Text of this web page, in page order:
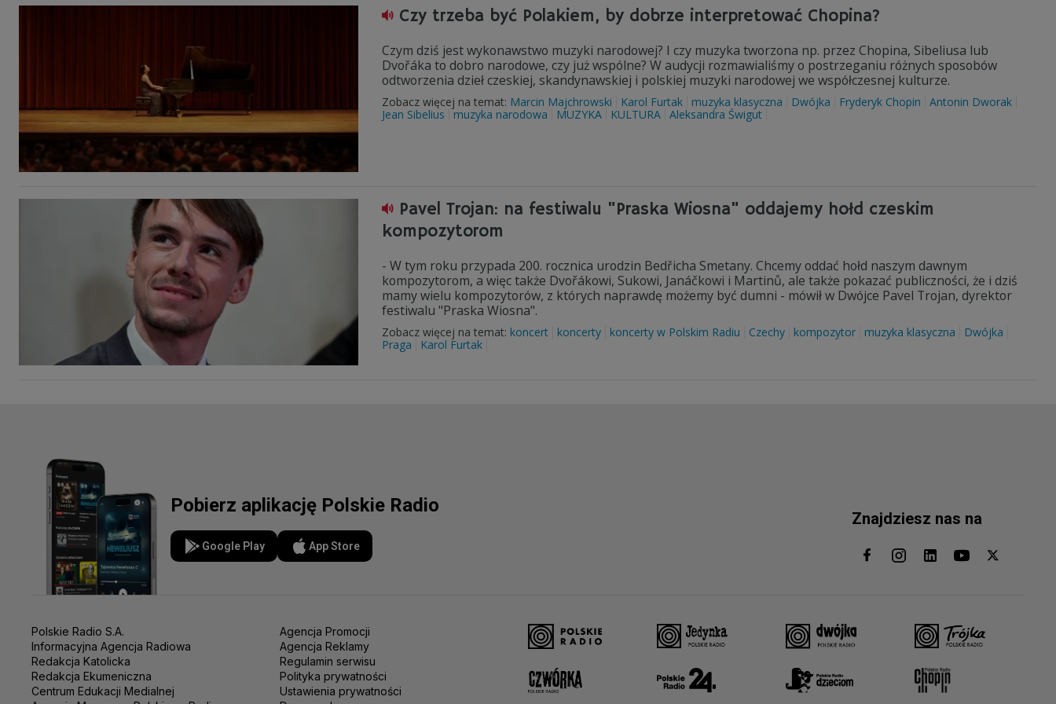
Czy trzeba być Polakiem, by dobrze interpretować Chopina?
Czym dziś jest wykonawstwo muzyki narodowej? I czy muzyka tworzona np. przez Chopina, Sibeliusa lub
Dvořáka to dobro narodowe, czy już wspólne? W audycji rozmawialiśmy o postrzeganiu różnych sposobów
odtworzenia dzieł czeskiej, skandynawskiej i polskiej muzyki narodowej we współczesnej kulturze.
Zobacz więcej na temat: Marcin Majchrowski Karol Furtak muzyka klasyczna Dwójka Fryderyk Chopin
Antonin Dworak
Jean Sibelius
muzyka narodowa MUZYKA KULTURA Aleksandra Świgut
Pavel Trojan: na festiwalu "Praska Wiosna" oddajemy hołd czeskim
kompozytorom
- W tym roku przypada 200. rocznica urodzin Bedřicha Smetany. Chcemy oddać hołd naszym dawnym
kompozytorom, a więc także Dvořákowi, Sukowi, Janáčkowi i Martinů, ale także pokazać publiczności, że i dziś
mamy wielu kompozytorów, z których naprawdę możemy być dumni - mówił w Dwójce Pavel Trojan, dyrektor
festiwalu "Praska Wiosna".
Zobacz więcej na temat: koncert koncerty koncerty w Polskim Radiu Czechy kompozytor muzyka klasyczna
Dwójka
Praga
Karol Furtak
Pobierz aplikację Polskie Radio
Google Play App Store
Znajdziesz nas na
Polskie Radio S.A.
Informacyjna Agencja Radiowa
Redakcja Katolicka
Redakcja Ekumeniczna
Centrum Edukacji Medialnej
Agencja Promocji
Agencja Reklamy
Regulamin serwisu
Polityka prywatności
Ustawienia prywatności